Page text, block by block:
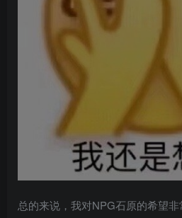
总的来说，我对NPG石原的希望